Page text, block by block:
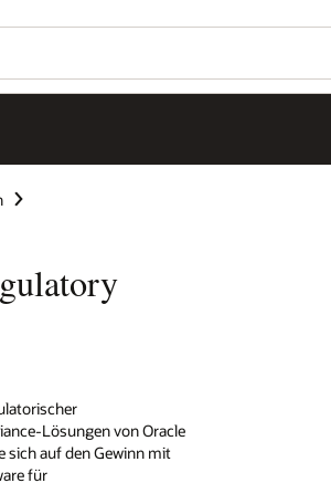
Lösungen von Oracle
sich auf den Gewinn mit
für